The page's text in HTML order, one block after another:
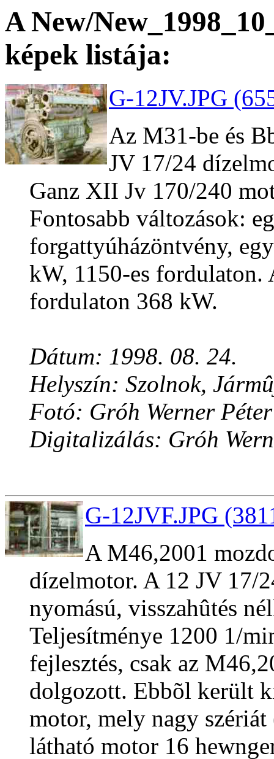
A New/
képek listája:
G-12JV.JPG
Az M31-be és
JV 17/24
Ganz XII Jv 170/240
Fontosabb változások:
forgattyúházöntvény,
kW, 1150-es fordulaton.
fordulaton 368 kW.
Dátum: 1998. 08. 24.
Helyszín: Szolnok,
Fotó: Gróh Werner Péter
Digitalizálás: Gróh
G-12JVF.JPG
A M46,2001
dízelmotor. A 12 JV 17/
nyomású, visszahûtés
Teljesítménye 1200 1/
fejlesztés, csak az
dolgozott. Ebbõl került
motor, mely nagy
látható motor 16